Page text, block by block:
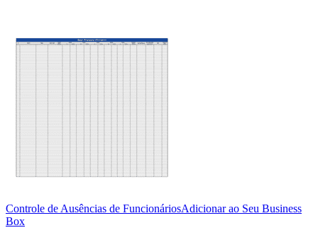
Controle de Ausências de FuncionáriosAdicionar ao Seu Business
Box